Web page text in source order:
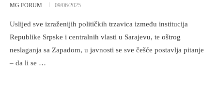
MG FORUM 09/06/2025
Uslijed sve izraženijih političkih trzavica između institucija
Republike Srpske i centralnih vlasti u Sarajevu, te oštrog
neslaganja sa Zapadom, u javnosti se sve češće postavlja pitanje
– da li se …